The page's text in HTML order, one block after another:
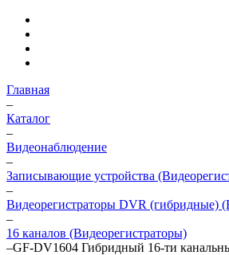
Главная
–
Каталог
–
Видеонаблюдение
–
Записывающие устройства
–
Видеорегистраторы DVR (гибридные)
–
16 каналов (Видеорегистраторы)
–GF-DV1604 Гибридный 16-ти